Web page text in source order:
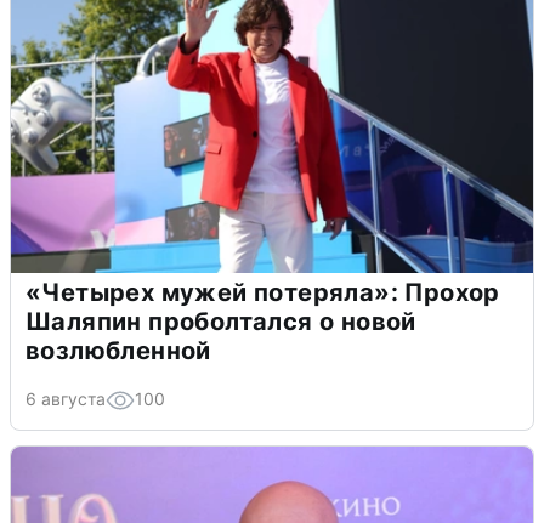
«Четырех мужей потеряла»: Прохор
Шаляпин проболтался о новой
возлюбленной
6 августа 100